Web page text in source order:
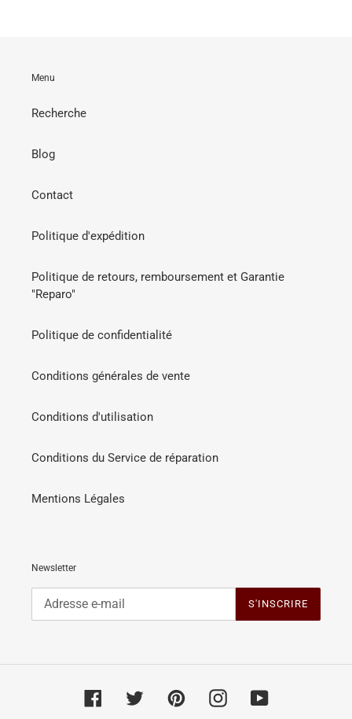
Menu
Recherche
Blog
Contact
Politique d'expédition
Politique de retours, remboursement et Garantie
"Reparo"
Politique de confidentialité
Conditions générales de vente
Conditions d'utilisation
Conditions du Service de réparation
Mentions Légales
Newsletter
S'INSCRIRE
FacebookTwitter PinterestInstagramYouTube